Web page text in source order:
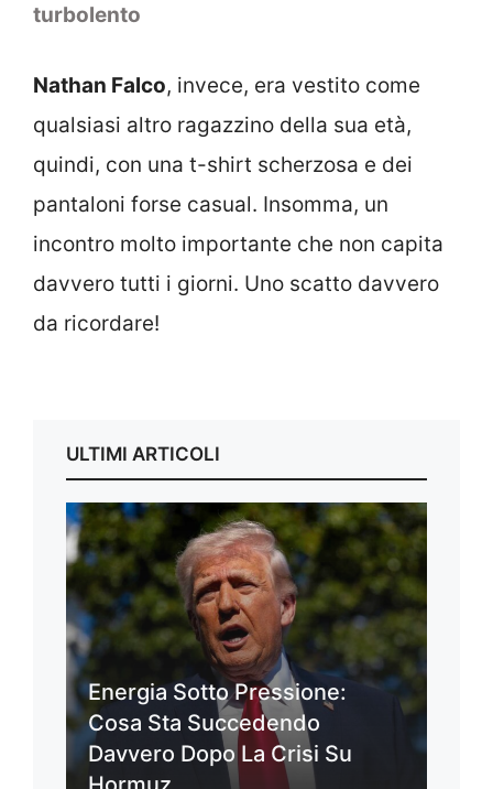
turbolento
Nathan Falco, invece, era vestito come
qualsiasi altro ragazzino della sua età,
quindi, con una t-shirt scherzosa e dei
pantaloni forse casual. Insomma, un
incontro molto importante che non capita
davvero tutti i giorni. Uno scatto davvero
da ricordare!
ULTIMI ARTICOLI
Energia Sotto Pressione:
Cosa Sta Succedendo
Davvero Dopo La Crisi Su